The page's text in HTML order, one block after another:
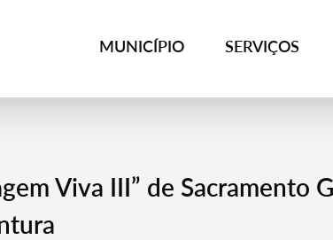
MUNICÍPIO SERVIÇOS
Viva III” de Sacramento